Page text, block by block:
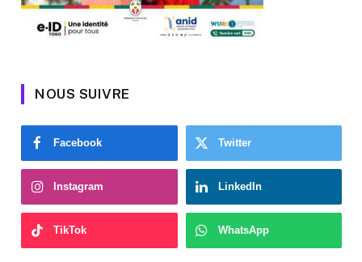
NOUS SUIVRE
Facebook Twitter
Instagram LinkedIn
TikTok WhatsApp